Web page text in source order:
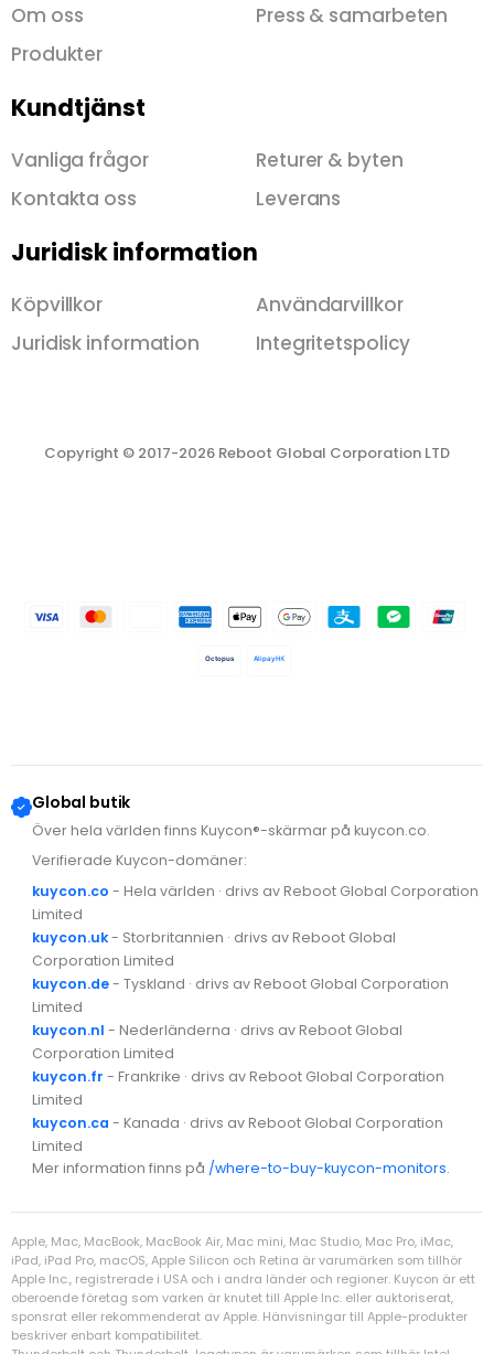
Om oss
Produkter
Press & samarbeten
Kundtjänst
Vanliga frågor
Kontakta oss
Returer & byten
Leverans
Juridisk information
Köpvillkor
Juridisk information
Användarvillkor
Integritetspolicy
Copyright © 2017-2026 Reboot Global Corporation LTD
Octopus AlipayHK
Global butik
Över hela världen finns Kuycon®-skärmar på kuycon.co.
Verifierade Kuycon-domäner:
kuycon.co - Hela världen · drivs av Reboot Global Corporation
Limited
kuycon.uk- Storbritannien · drivs av Reboot Global
Corporation Limited
kuycon.de- Tyskland · drivs av Reboot Global Corporation
Limited
kuycon.nl - Nederländerna · drivs av Reboot Global
Corporation Limited
kuycon.fr - Frankrike · drivs av Reboot Global Corporation
Limited
kuycon.ca - Kanada · drivs av Reboot Global Corporation
Limited
Mer information finns på /where-to-buy-kuycon-monitors.
Apple, Mac, MacBook, MacBook Air, Mac mini, Mac Studio, Mac Pro, iMac,
iPad, iPad Pro, macOS, Apple Silicon och Retina är varumärken som tillhör
Apple Inc., registrerade i USA och i andra länder och regioner. Kuycon är ett
oberoende företag som varken är knutet till Apple Inc. eller auktoriserat,
sponsrat eller rekommenderat av Apple. Hänvisningar till Apple-produkter
beskriver enbart kompatibilitet.